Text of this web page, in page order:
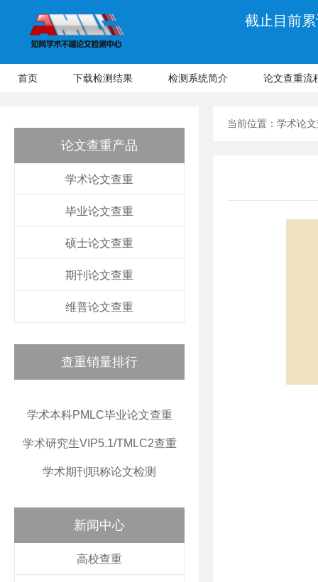
截止目前
首页 下载检测结果 检测系统简介 论文查重流
论文查重产品
学术论文查重
毕业论文查重
硕士论文查重
期刊论文查重
维普论文查重
查重销量排行
学术本科PMLC毕业论文查重
学术研究生VIP5.1/TMLC2查重
学术期刊职称论文检测
新闻中心
高校查重
当前位置： 学术论